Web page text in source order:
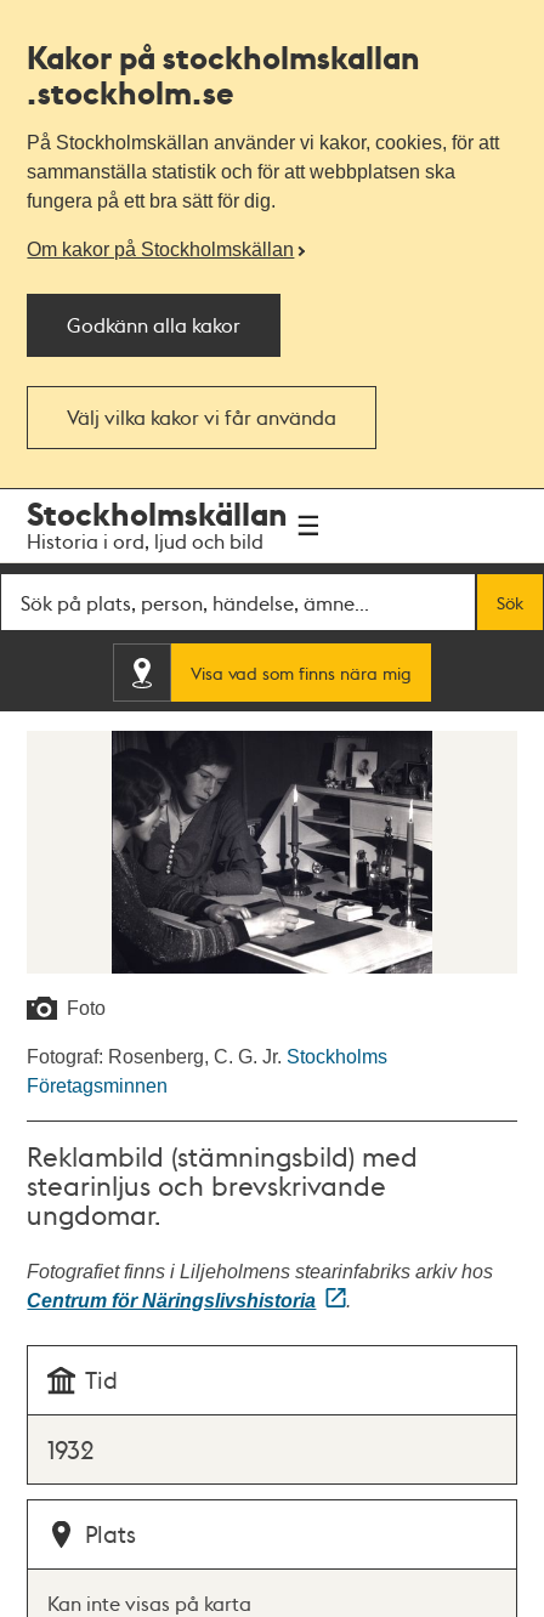
Kakor på stockholmskallan
.stockholm.se
På Stockholmskällan använder vi kakor, cookies, för att
sammanställa statistik och för att webbplatsen ska
fungera på ett bra sätt för dig.
Om kakor på Stockholmskällan
Godkänn alla kakor
Välj vilka kakor vi får använda
navigationen
huvudinnehållet
Stockholmskällan
Historia i ord, ljud och bild
Sök
Visa vad som finns nära mig
Foto
Fotograf: Rosenberg, C. G. Jr. Stockholms
Företagsminnen
Reklambild (stämningsbild) med
stearinljus och brevskrivande
ungdomar.
Fotografiet finns i Liljeholmens stearinfabriks arkiv hos
Centrum för Näringslivshistoria
.
Tid
1932
Plats
Kan inte visas på karta